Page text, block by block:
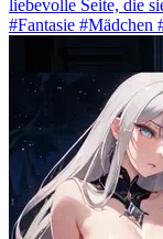
liebevolle Seite, die
#Fantasie #Mädchen